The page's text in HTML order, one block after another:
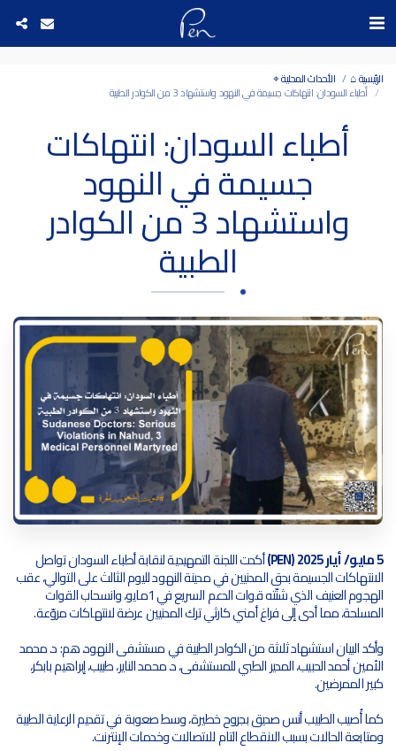
الرئيسية ⌂ الأحداث المحلية ⌖
أطباء السودان: انتهاكات جسيمة في النهود واستشهاد 3 من الكوادر الطبية
أطباء السودان: انتهاكات
جسيمة في النهود
واستشهاد 3 من الكوادر
الطبية
5 مايو/ أيار 2025 (PEN) أكدت اللجنة التمهيدية لنقابة أطباء السودان تواصل
الانتهاكات الجسيمة بحق المدنيين في مدينة النهود لليوم الثالث على التوالي، عقب
الهجوم العنيف الذي شنّته قوات الدعم السريع في 1مايو، وانسحاب القوات
المسلحة، مما أدى إلى فراغ أمني كارثي ترك المدنيين عرضة لانتهاكات مروّعة.
وأكد البيان استشهاد ثلاثة من الكوادر الطبية في مستشفى النهود، هم: د. محمد
الأمين أحمد الحبيب، المدير الطبي للمستشفى، د. محمد الناير، طبيب، إبراهيم بابكر،
كبير الممرضين.
كما أُصيب الطبيب أنس صديق بجروح خطيرة، وسط صعوبة في تقديم الرعاية الطبية
ومتابعة الحالات بسبب الانقطاع التام للاتصالات وخدمات الإنترنت.